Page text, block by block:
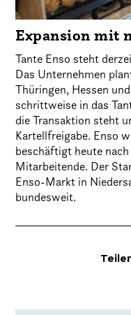
Expansion mit
Tante Enso steht
Das Unternehmen
Thüringen, Hessen
schrittweise in das
die Transaktion steht
Kartellfreigabe. Enso
beschäftigt heute
Mitarbeitende. Der
Enso-Markt in
bundesweit.